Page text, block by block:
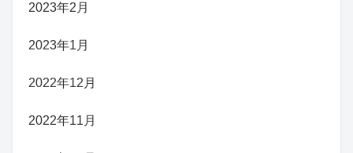
2023年2月
2023年1月
2022年12月
2022年11月